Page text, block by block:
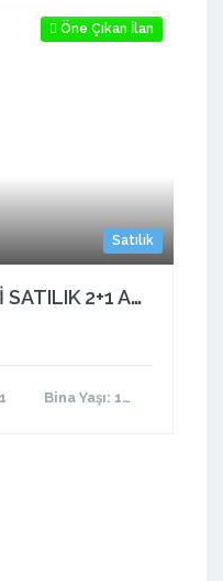
Öne Çıkan İlan
Satılık
DIAMOND HILL SİTESİ SATILIK 2+1 ASANSÖRLÜ !
Bina Yaşı: 11-15 arası